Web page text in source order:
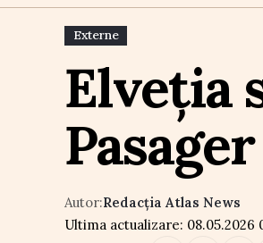
Externe
Elveția
Ultima actualizare: 08.05.2026
Autor:Redacția Atlas News